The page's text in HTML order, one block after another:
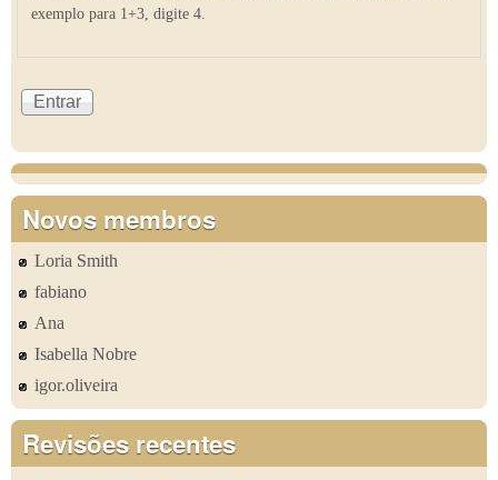
exemplo para 1+3, digite 4.
Novos membros
Loria Smith
fabiano
Ana
Isabella Nobre
igor.oliveira
Revisões recentes